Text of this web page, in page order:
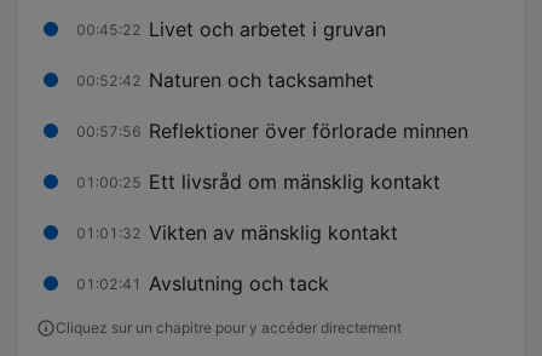
00:45:22 Livet och arbetet i gruvan
00:52:42 Naturen och tacksamhet
00:57:56 Reflektioner över förlorade minnen
01:00:25 Ett livsråd om mänsklig kontakt
01:01:32 Vikten av mänsklig kontakt
01:02:41 Avslutning och tack
Cliquez sur un chapitre pour y accéder directement